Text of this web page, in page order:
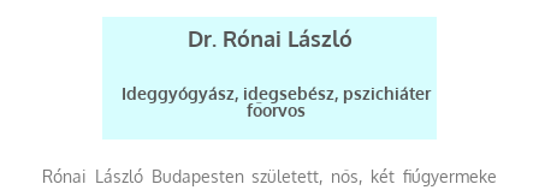
Dr. Rónai László
Ideggyógyász, idegsebész, pszichiáter
főorvos
Rónai László Budapesten született, nős, két fiúgyermeke